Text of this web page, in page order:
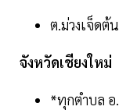
ต.ม่วงเจ็ดต้
จังหวัดเชียงใหม่
*ทุกตำบล อ